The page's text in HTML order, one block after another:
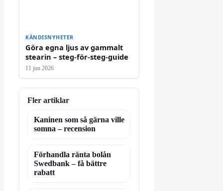
KÄNDISNYHETER
Göra egna ljus av gammalt
stearin – steg-för-steg-guide
11 jun 2026
Fler artiklar
Kaninen som så gärna ville
somna – recension
Förhandla ränta bolån
Swedbank – få bättre
rabatt